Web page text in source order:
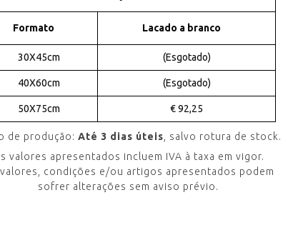
Formato Lacado a branco
30X45cm (Esgotado)
40X60cm (Esgotado)
50X75cm € 92,25
de produção: Até 3 dias úteis, salvo rotura de stock.
valores apresentados incluem IVA à taxa em vigor.
condições e/ou artigos apresentados podem
sofrer alterações sem aviso prévio.